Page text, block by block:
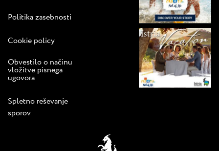
Politika zasebnosti
Cookie policy
Obvestilo o načinu
vložitve pisnega
ugovora
Spletno reševanje
sporov